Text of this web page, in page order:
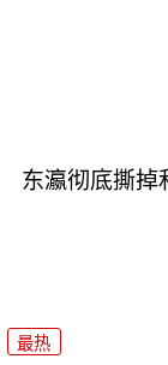
东瀛彻底撕掉
最热